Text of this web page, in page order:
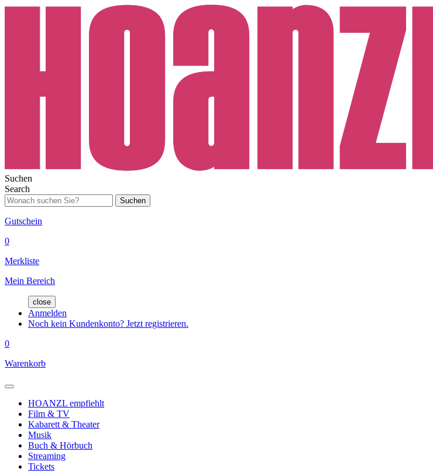
Suchen
Search
Suchen
Gutschein
0
Merkliste
Mein Bereich
close
Anmelden
Noch kein Kundenkonto? Jetzt registrieren.
0
Warenkorb
HOANZL empfiehlt
Film & TV
Kabarett & Theater
Musik
Buch & Hörbuch
Streaming
Tickets